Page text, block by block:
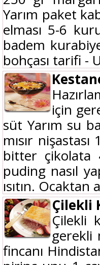
Yarım paket
elması 5-6
badem
bohçası tarifi -
için
süt Yarım su
mısır
bitter çikolata
puding nasıl
ısıtın. Ocaktan
Çilekli
Çilekli
gerekli
fincanı